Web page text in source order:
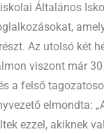
Általános
Az utolsó két
viszont már
a felső
elmondta:
ezzel, akiknek